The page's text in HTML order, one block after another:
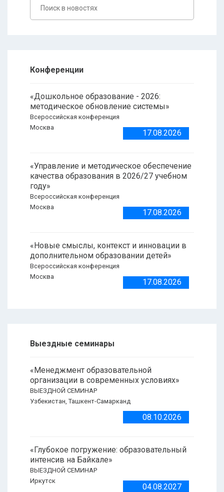
Конференции
«Дошкольное образование - 2026:
методическое обновление системы»
Всероссийская конференция
Москва
17.08.2026
«Управление и методическое обеспечение
качества образования в 2026/27 учебном
году»
Всероссийская конференция
Москва
17.08.2026
«Новые смыслы, контекст и инновации в
дополнительном образовании детей»
Всероссийская конференция
Москва
17.08.2026
Выездные семинары
«Менеджмент образовательной
организации в современных условиях»
ВЫЕЗДНОЙ СЕМИНАР
Узбекистан, Ташкент-Самарканд
08.10.2026
«Глубокое погружение: образовательный
интенсив на Байкале»
ВЫЕЗДНОЙ СЕМИНАР
Иркутск
04.08.2027